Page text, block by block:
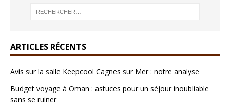
ARTICLES RÉCENTS
Avis sur la salle Keepcool Cagnes sur Mer : notre analyse
Budget voyage à Oman : astuces pour un séjour inoubliable
sans se ruiner